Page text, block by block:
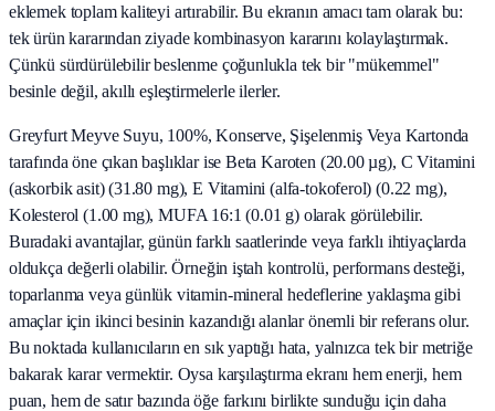
eklemek toplam kaliteyi artırabilir. Bu ekranın amacı tam olarak bu:
tek ürün kararından ziyade kombinasyon kararını kolaylaştırmak.
Çünkü sürdürülebilir beslenme çoğunlukla tek bir "mükemmel"
besinle değil, akıllı eşleştirmelerle ilerler.
Greyfurt Meyve Suyu, 100%, Konserve, Şişelenmiş Veya Kartonda
tarafında öne çıkan başlıklar ise Beta Karoten (20.00 µg), C Vitamini
(askorbik asit) (31.80 mg), E Vitamini (alfa-tokoferol) (0.22 mg),
Kolesterol (1.00 mg), MUFA 16:1 (0.01 g) olarak görülebilir.
Buradaki avantajlar, günün farklı saatlerinde veya farklı ihtiyaçlarda
oldukça değerli olabilir. Örneğin iştah kontrolü, performans desteği,
toparlanma veya günlük vitamin-mineral hedeflerine yaklaşma gibi
amaçlar için ikinci besinin kazandığı alanlar önemli bir referans olur.
Bu noktada kullanıcıların en sık yaptığı hata, yalnızca tek bir metriğe
bakarak karar vermektir. Oysa karşılaştırma ekranı hem enerji, hem
puan, hem de satır bazında öğe farkını birlikte sunduğu için daha